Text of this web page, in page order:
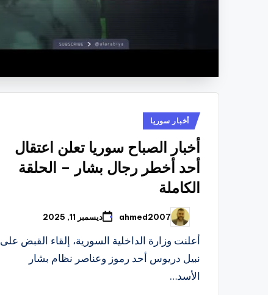
نُشر
في
أخبار سوريا
أخبار الصباح سوريا تعلن اعتقال
أحد أخطر رجال بشار – الحلقة
الكاملة
تمّ
النشر
بواسطة
ahmed2007 ديسمبر 11, 2025
أعلنت وزارة الداخلية السورية، إلقاء القبض على
نبيل دريوس أحد رموز وعناصر نظام بشار
الأسد…